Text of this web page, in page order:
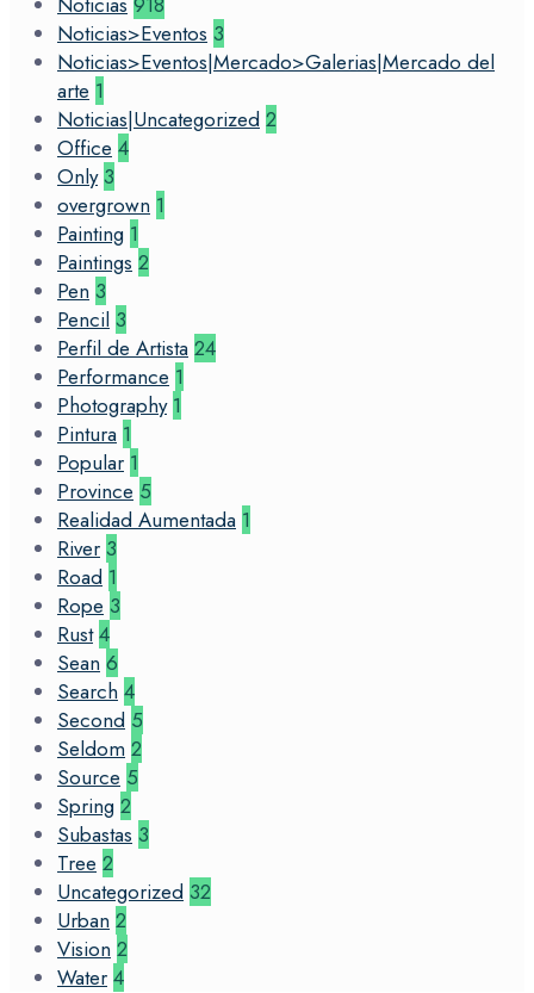
Noticias>Eventos 3
Noticias>Eventos|Mercado>Galerias|Mercado del
arte 1
Noticias|Uncategorized 2
Office 4
Only 3
overgrown 1
Painting 1
Paintings 2
Pen 3
Pencil 3
Perfil de Artista 24
Performance 1
Photography 1
Pintura 1
Popular 1
Province 5
Realidad Aumentada 1
River 3
Road 1
Rope 3
Rust 4
Sean 6
Search 4
Second 5
Seldom 2
Source 5
Spring 2
Subastas 3
Tree 2
Uncategorized 32
Urban 2
Vision 2
Water 4